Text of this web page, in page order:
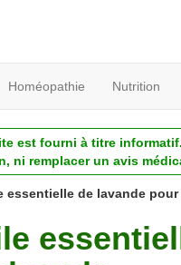
Homéopathie Nutrition
est fourni à titre
ni remplacer un avis
essentielle de lavande